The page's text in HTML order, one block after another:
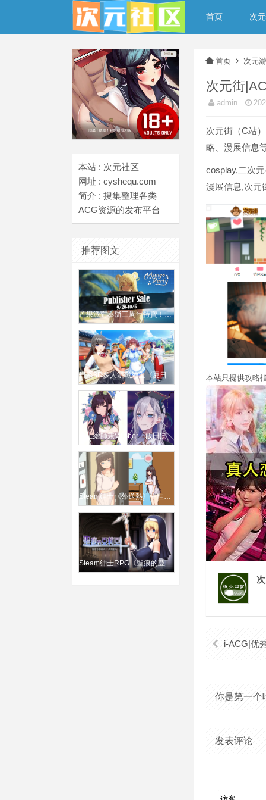
首页 次
本站 : 次元社区
网址 : cyshequ.com
简介 : 搜集整理各类
ACG资源的发布平台
推荐图文
芒果派對舉辦三周年特賣！超過50款紳士遊戲折扣優惠 錢包乾了弟弟也哭了
日系3D多人混戰紳士《夏日假期》宣布製作海外版！
紳士繪師兼VTuber「飯田ぽち」宣布停止直播與工作、將專心養病
Steam紳士《外送熱》生理需求也能叫外送！「騎」上門餵飽飢渴女客人
Steam紳士RPG《聖痕的亞莉亞》修女獻身拯救世界「舒吟」都精彩
首页 次元
次元街
admin
次元街（C站
略、漫展信息
cosplay,二次
漫展信息,次元
本站只提供攻略
i-ACG|优
你是第一个
发表评论